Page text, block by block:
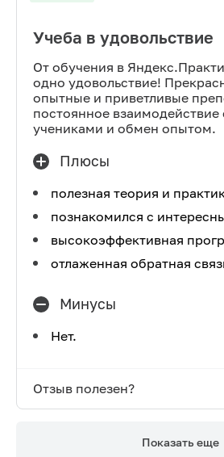
Учеба в удовольствие
От обучения в
одно удовольствие!
опытные и приветливые
постоянное
учениками и обмен опытом.
Плюсы
полезная теория и
познакомился с
высокоэффективная
отлаженная обратная
Минусы
Нет.
Отзыв полезен?
Показать еще